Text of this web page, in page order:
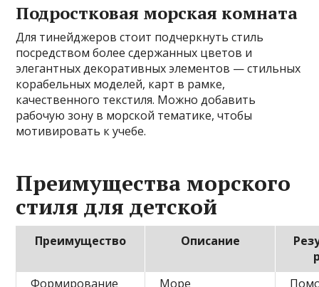
Подростковая морская комната
Для тинейджеров стоит подчеркнуть стиль
посредством более сдержанных цветов и
элегантных декоративных элементов — стильных
корабельных моделей, карт в рамке,
качественного текстиля. Можно добавить
рабочую зону в морской тематике, чтобы
мотивировать к учебе.
Преимущества морского
стиля для детской
Преимущество Описание
Формирование
Море